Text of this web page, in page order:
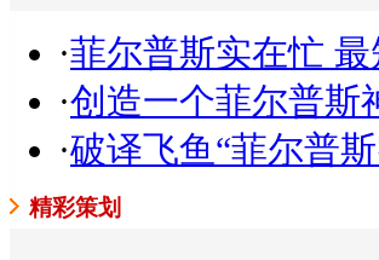
·菲尔普斯实在忙
·创造一个菲尔普斯
·破译飞鱼“菲尔普
精彩策划